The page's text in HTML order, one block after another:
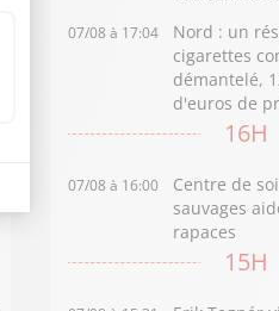
07/08 à 17:04
Nord : un
cigarettes
démantelé,
d'euros de
16H
07/08 à 16:00
Centre de
sauvages
rapaces
15H